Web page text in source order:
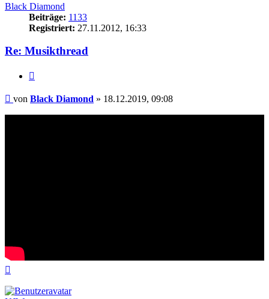
Black Diamond
Beiträge: 1133
Registriert: 27.11.2012, 16:33
Re: Musikthread
Beitrag
von Black Diamond » 18.12.2019, 09:08